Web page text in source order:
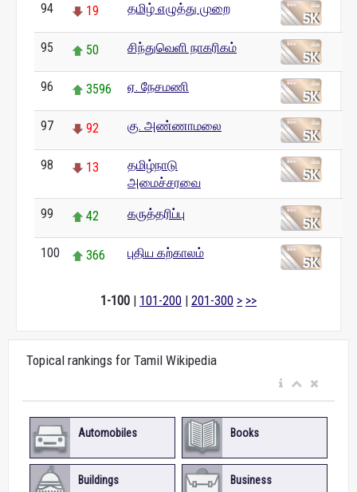
94 19 தமிழ் எழுத்து முறை
95 50 சிந்துவெளி நாகரிகம்
96 3596 ஏ. நேசமணி
97 92 கு. அண்ணாமலை
98 13
தமிழ்நாடு
அமைச்சரவை
99 42 கருத்தரிப்பு
100 366 புதிய கற்காலம்
1-100 | 101-200 | 201-300 > >>
Topical rankings for Tamil Wikipedia
Automobiles Books
Buildings Business